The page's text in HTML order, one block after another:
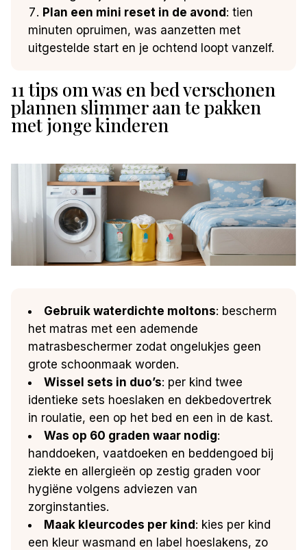
Plan een mini reset in de avond: tien
minuten opruimen, was aanzetten met
uitgestelde start en je ochtend loopt vanzelf.
11 tips om was en bed verschonen
plannen slimmer aan te pakken
met jonge kinderen
Gebruik waterdichte moltons: bescherm
het matras met een ademende
matrasbeschermer zodat ongelukjes geen
grote schoonmaak worden.
Wissel sets in duo’s: per kind twee
identieke sets hoeslaken en dekbedovertrek
in roulatie, een op het bed en een in de kast.
Was op 60 graden waar nodig:
handdoeken, vaatdoeken en beddengoed bij
ziekte en allergieën op zestig graden voor
hygiëne volgens adviezen van
zorginstanties.
Maak kleurcodes per kind: kies per kind
een kleur wasmand en label hoeslakens, zo